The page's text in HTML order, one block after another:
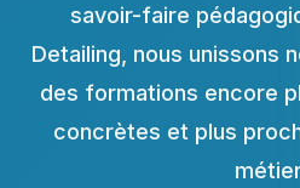
savoir-faire
Detailing, nous unissons
des formations encore
concrètes et plus